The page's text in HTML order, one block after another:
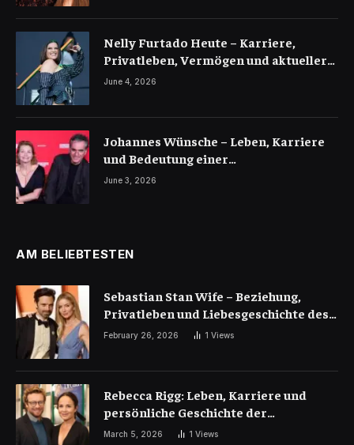
Nelly Furtado Heute – Karriere,
Privatleben, Vermögen und aktueller
Erfolg der Pop-Ikone
June 4, 2026
Johannes Wünsche – Leben, Karriere
und Bedeutung einer
bemerkenswerten Persönlichkeit
June 3, 2026
AM BELIEBTESTEN
Sebastian Stan Wife – Beziehung,
Privatleben und Liebesgeschichte des
Hollywood-Stars
February 26, 2026 1 Views
Rebecca Rigg: Leben, Karriere und
persönliche Geschichte der
australischen Schauspielerin
March 5, 2026 1 Views